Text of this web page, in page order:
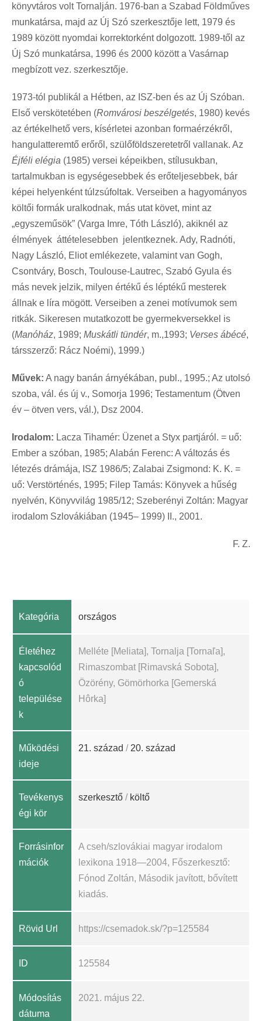
könyvtáros volt Tornalján. 1976-ban a Szabad Földműves
munkatársa, majd az Új Szó szerkesztője lett, 1979 és
1989 között nyomdai korrektorként dolgozott. 1989-től az
Új Szó munkatársa, 1996 és 2000 között a Vasárnap
megbízott vez. szerkesztője.
1973-tól publikál a Hétben, az ISZ-ben és az Új Szóban.
Első verskötetében (Romvárosi beszélgetés, 1980) kevés
az értékelhető vers, kísérletei azonban formaérzékről,
hangulatteremtő erőről, szülőföldszeretetről vallanak. Az
Éjféli elégia (1985) versei képeikben, stílusukban,
tartalmukban is egységesebbek és erőteljesebbek, bár
képei helyenként túlzsúfoltak. Verseiben a hagyományos
költői formák uralkodnak, más utat követ, mint az
„egyszeműsök” (Varga Imre, Tóth László), akiknél az
élmények áttételesebben jelentkeznek. Ady, Radnóti,
Nagy László, Eliot emlékezete, valamint van Gogh,
Csontváry, Bosch, Toulouse-Lautrec, Szabó Gyula és
más nevek jelzik, milyen értékű és léptékű mesterek
állnak e líra mögött. Verseiben a zenei motívumok sem
ritkák. Sikeresen mutatkozott be gyermekversekkel is
(Manóház, 1989; Muskátli tündér, m.,1993; Verses ábécé,
társszerző: Rácz Noémi), 1999.)
Művek: A nagy banán árnyékában, publ., 1995.; Az utolsó
szoba, vál. és új v., Somorja 1996; Testamentum (Ötven
év – ötven vers, vál.), Dsz 2004.
Irodalom: Lacza Tihamér: Üzenet a Styx partjáról. = uő:
Ember a szóban, 1985; Alabán Ferenc: A változás és
létezés drámája, ISZ 1986/5; Zalabai Zsigmond: K. K. =
uő: Verstörténés, 1995; Filep Tamás: Könyvek a hűség
nyelvén, Könyvvilág 1985/12; Szeberényi Zoltán: Magyar
irodalom Szlovákiában (1945– 1999) II., 2001.
F. Z.
Kategória országos
Életéhez
kapcsolód
ó
települése
k
Melléte [Meliata], Tornalja [Tornaľa],
Rimaszombat [Rimavská Sobota],
Özörény, Gömörhorka [Gemerská
Hôrka]
Működési
ideje
21. század / 20. század
Tevékenys
égi kör
szerkesztő / költő
Forrásinfor
mációk
A cseh/szlovákiai magyar irodalom
lexikona 1918—2004, Főszerkesztő:
Fónod Zoltán, Második javított, bővített
kiadás.
Rövid Url https://csemadok.sk/?p=125584
ID 125584
Módosítás
dátuma
2021. május 22.